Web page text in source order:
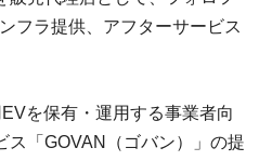
フラ提供、アフターサービス
を保有・運用する事業者向
ス「GOVAN（ゴバン）」の提